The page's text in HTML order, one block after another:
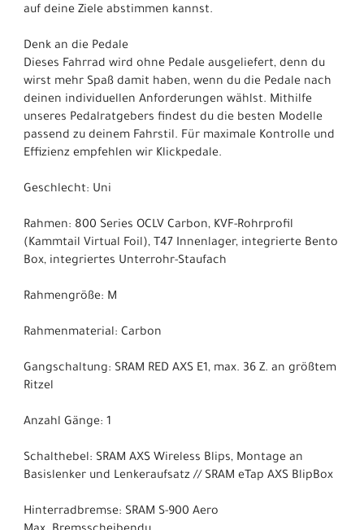
auf deine Ziele abstimmen kannst.
Denk an die Pedale
Dieses Fahrrad wird ohne Pedale ausgeliefert, denn du
wirst mehr Spaß damit haben, wenn du die Pedale nach
deinen individuellen Anforderungen wählst. Mithilfe
unseres Pedalratgebers findest du die besten Modelle
passend zu deinem Fahrstil. Für maximale Kontrolle und
Effizienz empfehlen wir Klickpedale.
Geschlecht: Uni
Rahmen: 800 Series OCLV Carbon, KVF-Rohrprofil
(Kammtail Virtual Foil), T47 Innenlager, integrierte Bento
Box, integriertes Unterrohr-Staufach
Rahmengröße: M
Rahmenmaterial: Carbon
Gangschaltung: SRAM RED AXS E1, max. 36 Z. an größtem
Ritzel
Anzahl Gänge: 1
Schalthebel: SRAM AXS Wireless Blips, Montage an
Basislenker und Lenkeraufsatz // SRAM eTap AXS BlipBox
Hinterradbremse: SRAM S-900 Aero